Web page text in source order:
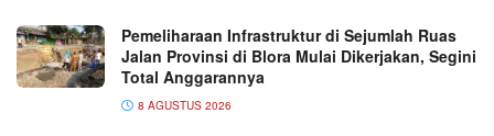
Pemeliharaan Infrastruktur di Sejumlah Ruas
Jalan Provinsi di Blora Mulai Dikerjakan, Segini
Total Anggarannya
8 AGUSTUS 2026